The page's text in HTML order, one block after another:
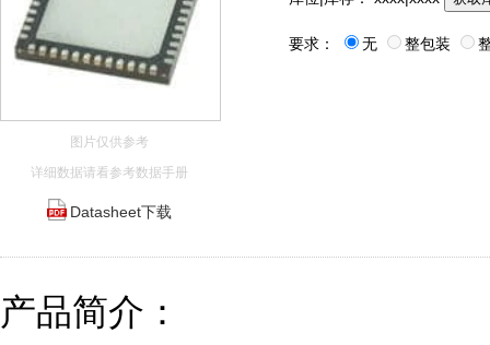
图片仅供参考
详细数据请看参考数据手册
Datasheet下载
要求： 无 整包装
产品简介：